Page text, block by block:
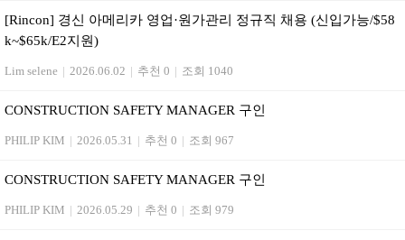
[Rincon] 경신 아메리카 영업·원가관리 정규직 채용 (신입가능/$58
k~$65k/E2지원)
Lim selene | 2026.06.02 | 추천 0 | 조회 1040
CONSTRUCTION SAFETY MANAGER 구인
PHILIP KIM | 2026.05.31 | 추천 0 | 조회 967
CONSTRUCTION SAFETY MANAGER 구인
PHILIP KIM | 2026.05.29 | 추천 0 | 조회 979